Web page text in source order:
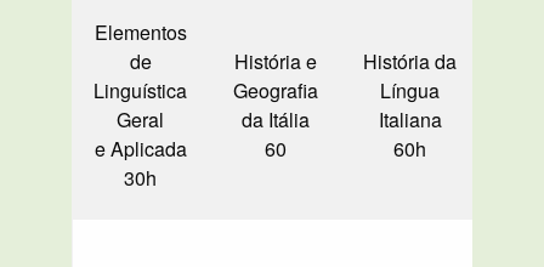
Elementos
de
Linguística
Geral
e Aplicada
30h
História e
Geografia
da Itália
60
História da
Língua
Italiana
60h